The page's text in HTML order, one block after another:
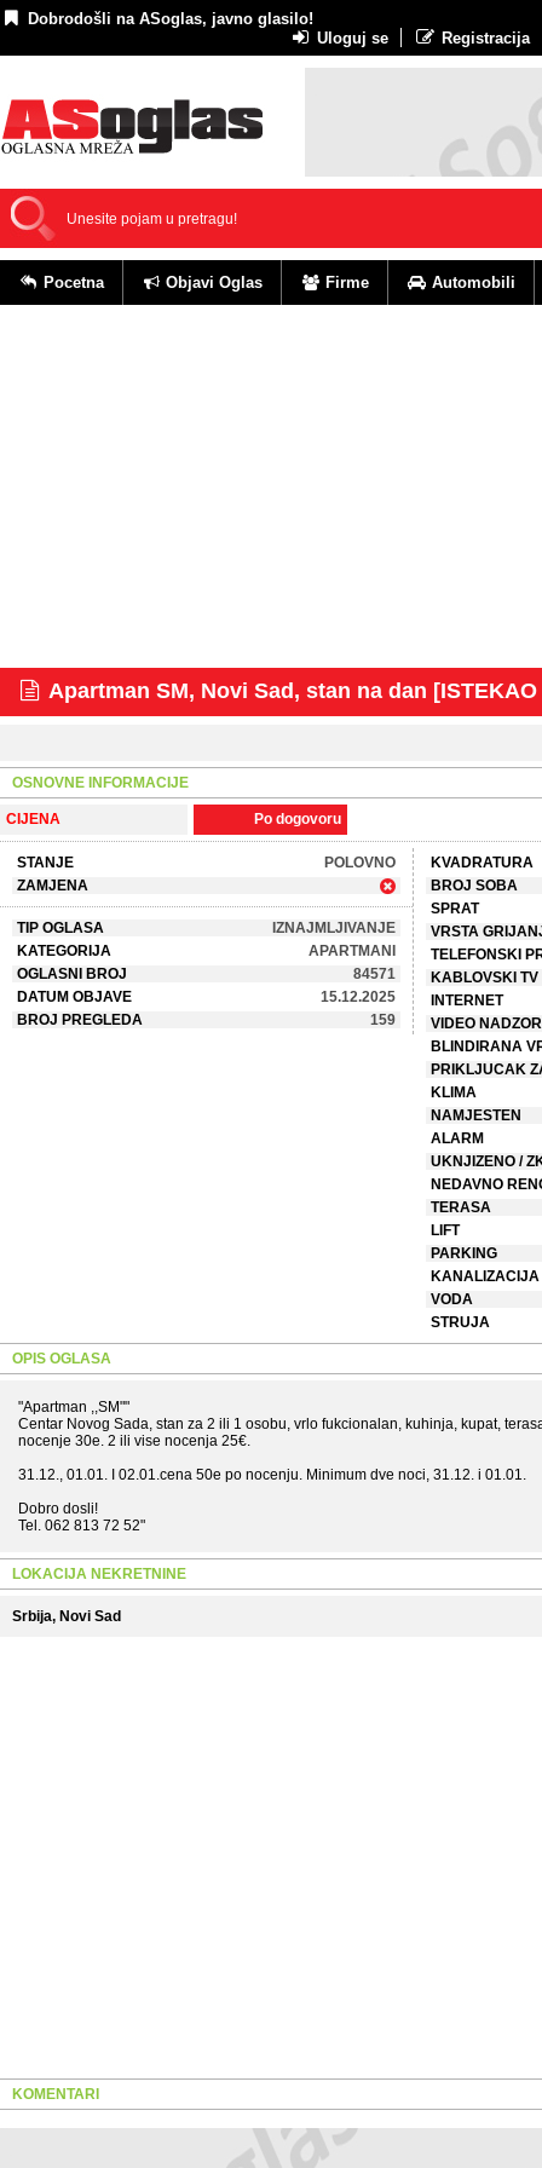
Dobrodošli na ASoglas, javno glasilo!
Uloguj se
Registracija
Pocetna Objavi Oglas Firme Automobili
Apartman SM, Novi Sad, stan na dan
OSNOVNE INFORMACIJE
CIJENA Po dogovoru
STANJE
POLOVNO
ZAMJENA
TIP OGLASA
IZNAJMLJIVANJE
KATEGORIJA
APARTMANI
OGLASNI BROJ
84571
DATUM OBJAVE
15.12.2025
BROJ PREGLEDA
159
KVADRATURA
BROJ SOBA
SPRAT
VRSTA
TELEFONSKI
KABLOVSKI TV
INTERNET
VIDEO NADZOR
BLINDIRANA
PRIKLJUCAK
KLIMA
NAMJESTEN
ALARM
UKNJIZENO /
NEDAVNO
TERASA
LIFT
PARKING
KANALIZACIJA
VODA
STRUJA
OPIS OGLASA
"Apartman ,,SM""
Centar Novog Sada, stan za 2 ili 1 osobu, vrlo fukcionalan, kuhinja, kupat,
nocenje 30e. 2 ili vise nocenja 25€.
31.12., 01.01. I 02.01.cena 50e po nocenju. Minimum dve noci, 31.12. i 01.01.
Dobro dosli!
Tel. 062 813 72 52"
LOKACIJA NEKRETNINE
Srbija, Novi Sad
KOMENTARI